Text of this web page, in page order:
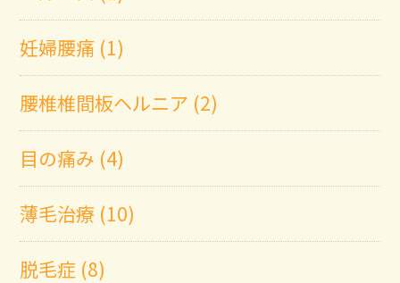
妊婦腰痛 (1)
腰椎椎間板ヘルニア (2)
目の痛み (4)
薄毛治療 (10)
脱毛症 (8)